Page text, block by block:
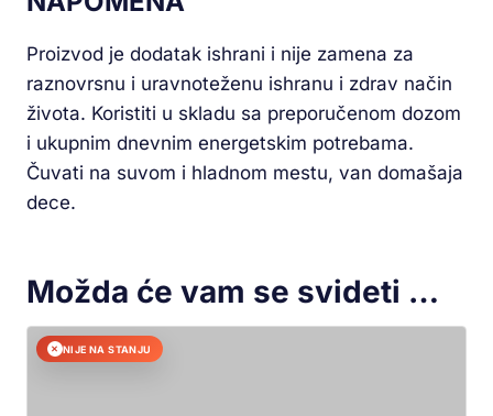
Proizvod je dodatak ishrani i nije zamena za
raznovrsnu i uravnoteženu ishranu i zdrav način
života. Koristiti u skladu sa preporučenom dozom
i ukupnim dnevnim energetskim potrebama.
Čuvati na suvom i hladnom mestu, van domašaja
dece.
Možda će vam se svideti …
✕ NIJE NA STANJU